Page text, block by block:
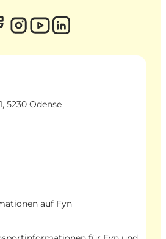
5230 Odense
auf Fyn